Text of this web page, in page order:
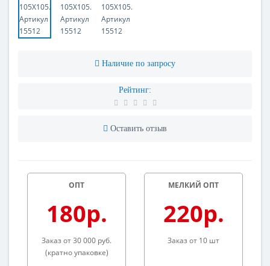
Наличие по запросу
Рейтинг:
Оставить отзыв
ОПТ
180р.
Заказ от 30 000 руб.
(кратно упаковке)
МЕЛКИЙ ОПТ
220р.
Заказ от 10 шт